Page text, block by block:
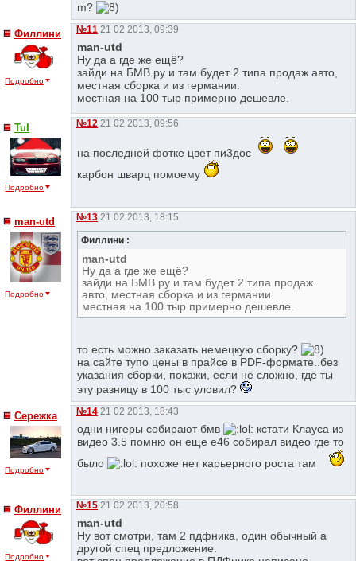
m?
Филлини
Подробно
№11 21 02 2013, 09:39
man-utd
Ну да а где же ещё?
зайди на БМВ.ру и там будет 2 типа продаж авто,
местная сборка и из германии.
местная на 100 тыр примерно дешевле.
Tul
Подробно
№12 21 02 2013, 09:56
на последней фотке цвет пи3дос
карбон шварц помоему
man-utd
Подробно
№13 21 02 2013, 18:15
Филлини :
man-utd
Ну да а где же ещё?
зайди на БМВ.ру и там будет 2 типа продаж
авто, местная сборка и из германии.
местная на 100 тыр примерно дешевле.
то есть можно заказать немецкую сборку?
на сайте тупо цены в прайсе в PDF-формате..без
указания сборки, покажи, если не сложно, где ты
эту разницу в 100 тыс уловил?
Сережка
Подробно
№14 21 02 2013, 18:43
одни нигеры собирают бмв
кстати Клауса из
видео 3.5 помню он еще е46 собирал видео где то
было
похоже нет карьерного роста там
Филлини
Подробно
№15 21 02 2013, 20:58
man-utd
Ну вот смотри, там 2 пдфника, один обычный а
другой спец предложение.